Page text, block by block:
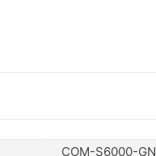
COM-S6000-GN